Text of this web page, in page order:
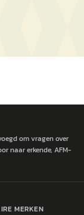
om vragen over
naar erkende, AFM-
MERKEN